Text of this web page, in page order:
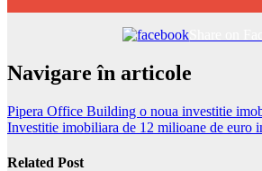
Navigare în articole
Pipera Office Building o noua investitie
Investitie imobiliara de 12 milioane de euro
Related Post